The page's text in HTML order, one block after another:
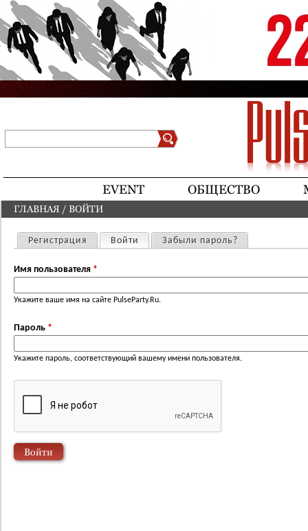
Jump to navigation
EVENT ОБЩЕСТВО
ВЫ ЗДЕСЬ
ГЛАВНАЯ / ВОЙТИ
Главные вкладки
Регистрация Войти (активная вкладка)
Забыли пароль?
Имя пользователя *
Укажите ваше имя на сайте PulseParty.Ru.
Пароль *
Укажите пароль, соответствующий вашему имени пользователя.